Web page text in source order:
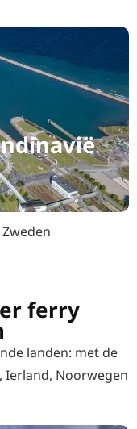
ferry
landen: met de
Ierland, Noorwegen